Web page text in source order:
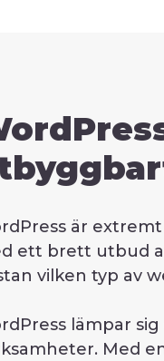
är
ett brett utbud
vilken typ av
lämpar
Med